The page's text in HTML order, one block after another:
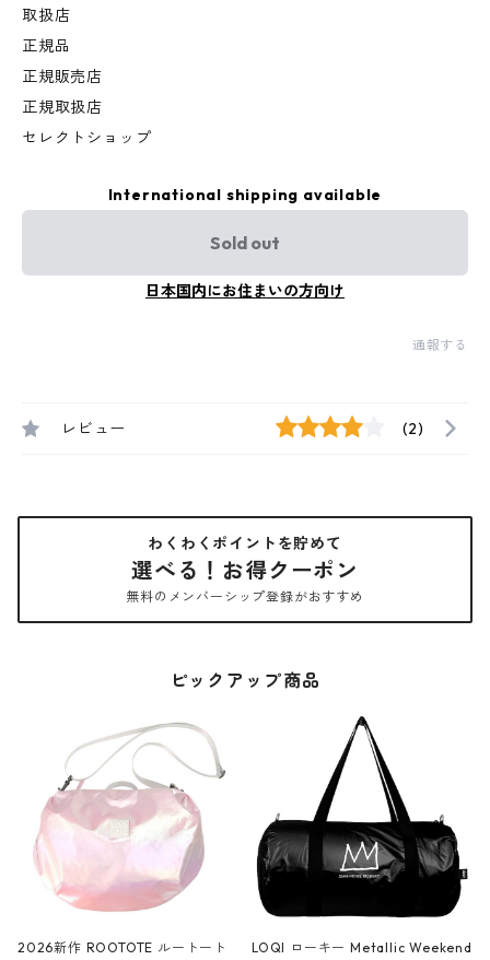
取扱店
正規品
正規販売店
正規取扱店
セレクトショップ
International shipping available
Sold out
日本国内にお住まいの方向け
通報する
レビュー (2)
わくわくポイントを貯めて
選べる！お得クーポン
無料のメンバーシップ登録がおすすめ
ピックアップ商品
2026新作 ROOTOTE ルートート LOQI ローキー Metallic Weekend